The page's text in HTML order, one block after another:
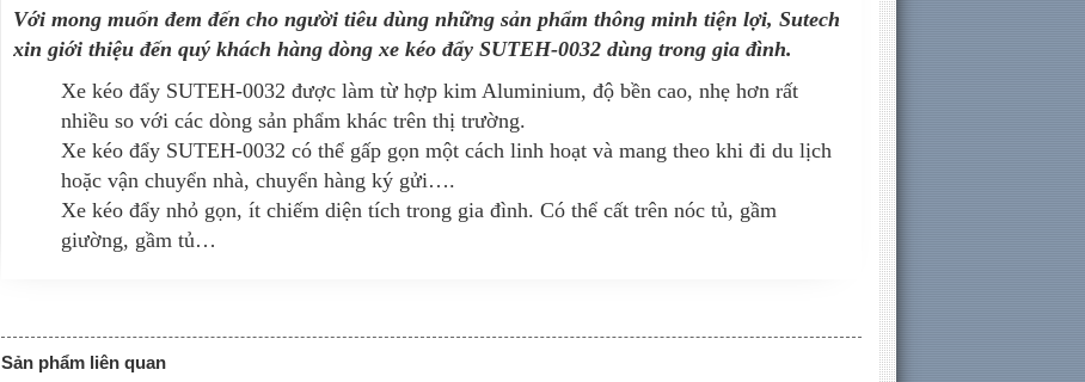
Với mong muốn đem đến cho người tiêu dùng những sản phẩm thông minh tiện lợi, Sutech
xin giới thiệu đến quý khách hàng dòng xe kéo đẩy SUTEH-0032 dùng trong gia đình.
Xe kéo đẩy SUTEH-0032 được làm từ hợp kim Aluminium, độ bền cao, nhẹ hơn rất
nhiều so với các dòng sản phẩm khác trên thị trường.
Xe kéo đẩy SUTEH-0032 có thể gấp gọn một cách linh hoạt và mang theo khi đi du lịch
hoặc vận chuyển nhà, chuyển hàng ký gửi….
Xe kéo đẩy nhỏ gọn, ít chiếm diện tích trong gia đình. Có thể cất trên nóc tủ, gầm
giường, gầm tủ…
Sản phẩm liên quan